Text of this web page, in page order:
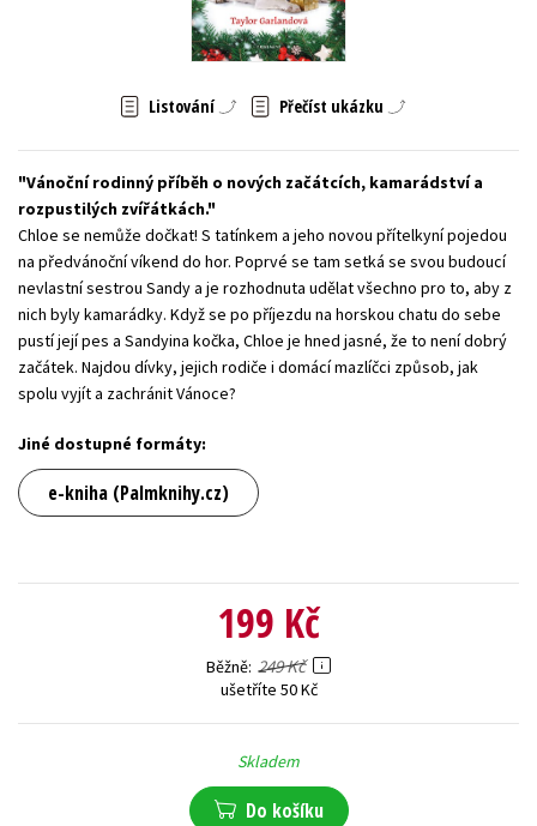
Zahraniční literatura
Listování Přečíst ukázku
Vánoční rodinný příběh o nových začátcích, kamarádství a
rozpustilých zvířátkách.
Chloe se nemůže dočkat! S tatínkem a jeho novou přítelkyní pojedou
na předvánoční víkend do hor. Poprvé se tam setká se svou budoucí
nevlastní sestrou Sandy a je rozhodnuta udělat všechno pro to, aby z
nich byly kamarádky. Když se po příjezdu na horskou chatu do sebe
pustí její pes a Sandyina kočka, Chloe je hned jasné, že to není dobrý
začátek. Najdou dívky, jejich rodiče i domácí mazlíčci způsob, jak
spolu vyjít a zachránit Vánoce?
Jiné dostupné formáty:
e-kniha (Palmknihy.cz)
199 Kč
Běžně 249 Kč
ušetříte 50 Kč
Skladem
Do košíku